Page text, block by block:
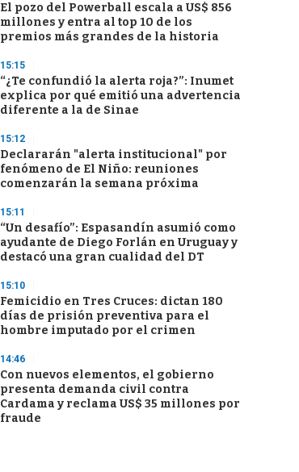
El pozo del Powerball escala a US$ 856
millones y entra al top 10 de los
premios más grandes de la historia
15:15
“¿Te confundió la alerta roja?”: Inumet
explica por qué emitió una advertencia
diferente a la de Sinae
15:12
Declararán "alerta institucional" por
fenómeno de El Niño: reuniones
comenzarán la semana próxima
15:11
“Un desafío”: Espasandín asumió como
ayudante de Diego Forlán en Uruguay y
destacó una gran cualidad del DT
15:10
Femicidio en Tres Cruces: dictan 180
días de prisión preventiva para el
hombre imputado por el crimen
14:46
Con nuevos elementos, el gobierno
presenta demanda civil contra
Cardama y reclama US$ 35 millones por
fraude